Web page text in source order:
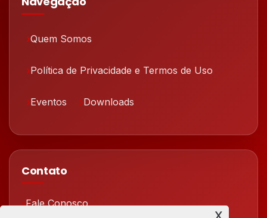
Quem Somos
Política de Privacidade e Termos de Uso
Eventos Downloads
Contato
Fale Conosco
x